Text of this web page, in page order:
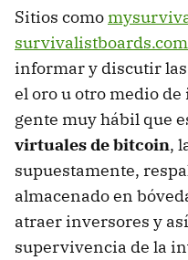
Sitios como
survivalistboards.com
informar y discutir
el oro u otro medio
gente muy hábil que
virtuales de bitcoin,
supuestamente,
almacenado en
atraer inversores y
supervivencia de la